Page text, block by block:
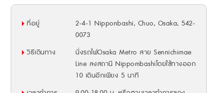
ที่อยู่
2-4-1 Nipponbashi, Chuo, Osaka, 542-
0073
วิธีเดินทาง
นั่งรถไฟOsaka Metro สาย Sennichimae
Line ลงสถานี Nippombashiโดยใช้ทางออก
10 เดินอีกเพียง 5 นาที